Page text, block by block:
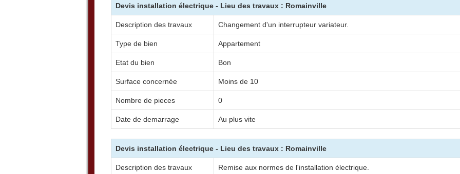
Devis installation électrique - Lieu des travaux : Romainville
Description des travaux Changement d'un interrupteur variateur.
Type de bien Appartement
Etat du bien Bon
Surface concernée Moins de 10
Nombre de pieces 0
Date de demarrage Au plus vite
Devis installation électrique - Lieu des travaux : Romainville
Description des travaux Remise aux normes de l'installation électrique.